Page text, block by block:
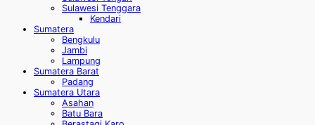
Sulawesi Tenggara
Kendari
Sumatera
Bengkulu
Jambi
Lampung
Sumatera Barat
Padang
Sumatera Utara
Asahan
Batu Bara